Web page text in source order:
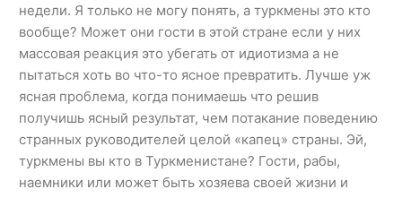
недели. Я только не могу понять, а туркмены это кто
вообще? Может они гости в этой стране если у них
массовая реакция это убегать от идиотизма а не
пытаться хоть во что-то ясное превратить. Лучше уж
ясная проблема, когда понимаешь что решив
получишь ясный результат, чем потакание поведению
странных руководителей целой «капец» страны. Эй,
туркмены вы кто в Туркменистане? Гости, рабы,
наемники или может быть хозяева своей жизни и